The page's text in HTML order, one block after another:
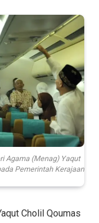
Agama (Menag) Yaqut
Pemerintah Kerajaan
Cholil Qoumas